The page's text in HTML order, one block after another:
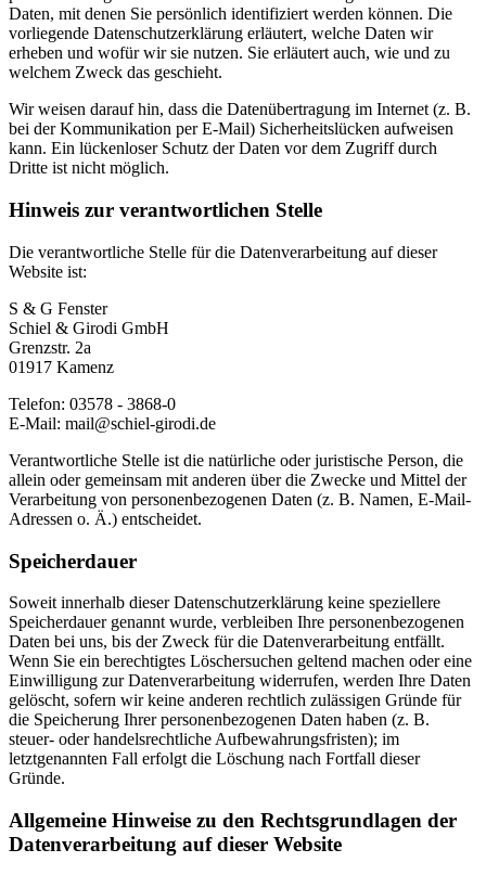
Daten, mit denen Sie persönlich identifiziert werden können. Die
vorliegende Datenschutzerklärung erläutert, welche Daten wir
erheben und wofür wir sie nutzen. Sie erläutert auch, wie und zu
welchem Zweck das geschieht.
Wir weisen darauf hin, dass die Datenübertragung im Internet (z. B.
bei der Kommunikation per E-Mail) Sicherheitslücken aufweisen
kann. Ein lückenloser Schutz der Daten vor dem Zugriff durch
Dritte ist nicht möglich.
Hinweis zur verantwortlichen Stelle
Die verantwortliche Stelle für die Datenverarbeitung auf dieser
Website ist:
S & G Fenster
Schiel & Girodi GmbH
Grenzstr. 2a
01917 Kamenz
Telefon: 03578 - 3868-0
E-Mail: mail@schiel-girodi.de
Verantwortliche Stelle ist die natürliche oder juristische Person, die
allein oder gemeinsam mit anderen über die Zwecke und Mittel der
Verarbeitung von personenbezogenen Daten (z. B. Namen, E-Mail-
Adressen o. Ä.) entscheidet.
Speicherdauer
Soweit innerhalb dieser Datenschutzerklärung keine speziellere
Speicherdauer genannt wurde, verbleiben Ihre personenbezogenen
Daten bei uns, bis der Zweck für die Datenverarbeitung entfällt.
Wenn Sie ein berechtigtes Löschersuchen geltend machen oder eine
Einwilligung zur Datenverarbeitung widerrufen, werden Ihre Daten
gelöscht, sofern wir keine anderen rechtlich zulässigen Gründe für
die Speicherung Ihrer personenbezogenen Daten haben (z. B.
steuer- oder handelsrechtliche Aufbewahrungsfristen); im
letztgenannten Fall erfolgt die Löschung nach Fortfall dieser
Gründe.
Allgemeine Hinweise zu den Rechtsgrundlagen der
Datenverarbeitung auf dieser Website